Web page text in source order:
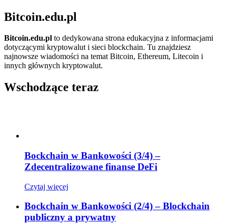
Bitcoin.edu.pl
Bitcoin.edu.pl to dedykowana strona edukacyjna z informacjami
dotyczącymi kryptowalut i sieci blockchain. Tu znajdziesz
najnowsze wiadomości na temat Bitcoin, Ethereum, Litecoin i
innych głównych kryptowalut.
Wschodzące teraz
Bockchain w Bankowości (3/4) –
Zdecentralizowane finanse DeFi
Czytaj więcej
Bockchain w Bankowości (2/4) – Blockchain
publiczny a prywatny